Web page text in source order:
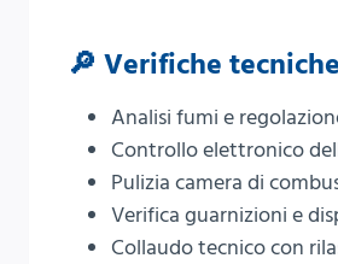
🔎 Verifiche
Analisi fumi e
Controllo elettronico
Pulizia camera di
Verifica guarnizioni e
Collaudo tecnico con